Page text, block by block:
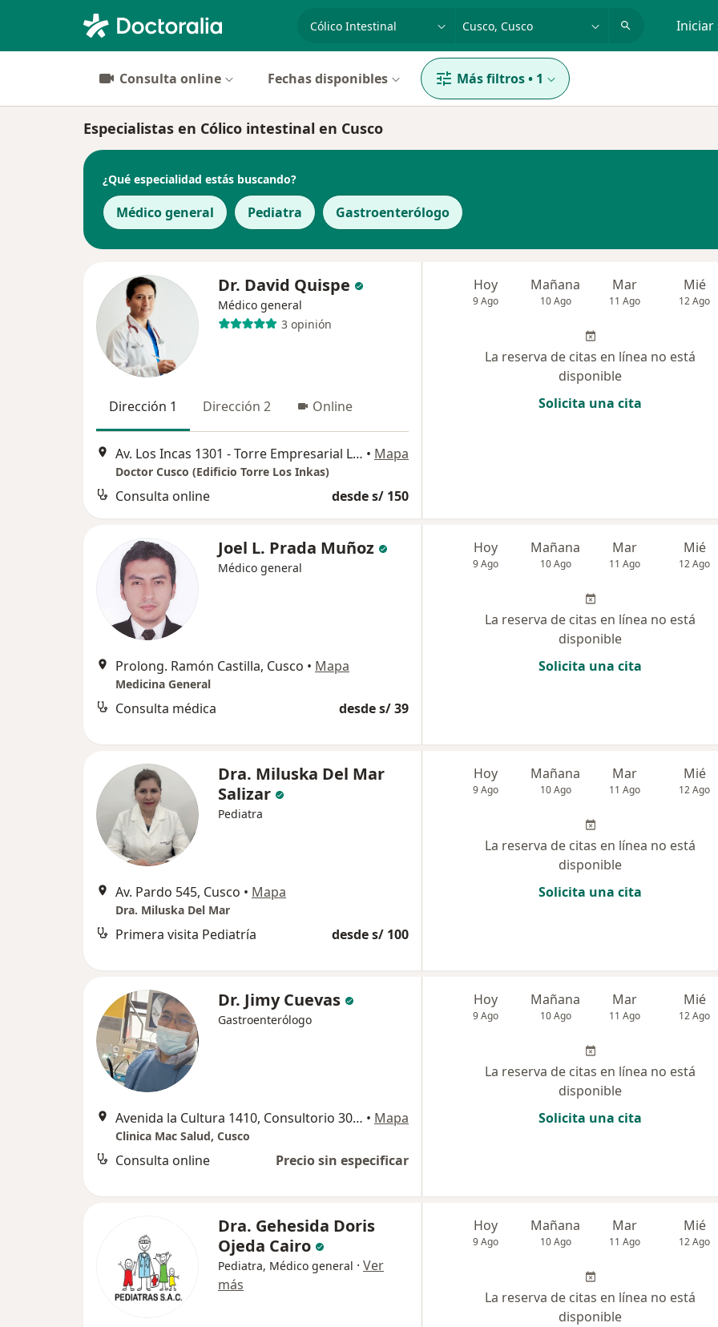
especialidad, enfermedad o nombre Iniciar
Consulta online Fechas disponibles Más filtros• 1
Especialistas en Cólico intestinal en Cusco
¿Qué especialidad estás buscando?
Médico general Pediatra Gastroenterólogo
Dr. David Quispe
Médico general
3 opinión
Dirección 1 Dirección 2 Online
Av. Los Incas 1301 - Torre Empresarial Los Inkas, Cusco • Mapa
Doctor Cusco (Edificio Torre Los Inkas)
Consulta online desde s/ 150
Hoy
9 Ago
Mañana
10 Ago
Mar
11 Ago
Mié
12 Ago
La reserva de citas en línea no está
disponible
Solicita una cita
Joel L. Prada Muñoz
Médico general
Prolong. Ramón Castilla, Cusco • Mapa
Medicina General
Consulta médica desde s/ 39
Hoy
9 Ago
Mañana
10 Ago
Mar
11 Ago
Mié
12 Ago
La reserva de citas en línea no está
disponible
Solicita una cita
Dra. Miluska Del Mar
Salizar
Pediatra
Av. Pardo 545, Cusco • Mapa
Dra. Miluska Del Mar
Primera visita Pediatría desde s/ 100
Hoy
9 Ago
Mañana
10 Ago
Mar
11 Ago
Mié
12 Ago
La reserva de citas en línea no está
disponible
Solicita una cita
Dr. Jimy Cuevas
Gastroenterólogo
Avenida la Cultura 1410, Consultorio 306 (3er piso), Cusco • Mapa
Clinica Mac Salud, Cusco
Consulta online Precio sin especificar
Hoy
9 Ago
Mañana
10 Ago
Mar
11 Ago
Mié
12 Ago
La reserva de citas en línea no está
disponible
Solicita una cita
Dra. Gehesida Doris
Ojeda Cairo
Pediatra, Médico general · Ver
más
Hoy
9 Ago
Mañana
10 Ago
Mar
11 Ago
Mié
12 Ago
La reserva de citas en línea no está
disponible